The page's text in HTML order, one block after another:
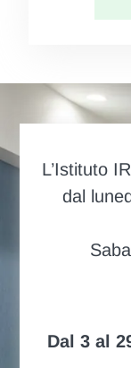
L’Istituto
dal
Dal 3 al